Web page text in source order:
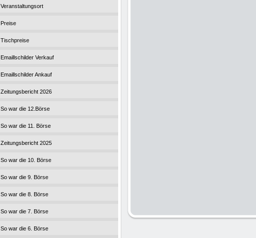
Veranstaltungsort
Preise
Tischpreise
Emaillschilder Verkauf
Emaillschilder Ankauf
Zeitungsbericht 2026
So war die 12.Börse
So war die 11. Börse
Zeitungsbericht 2025
So war die 10. Börse
So war die 9. Börse
So war die 8. Börse
So war die 7. Börse
So war die 6. Börse